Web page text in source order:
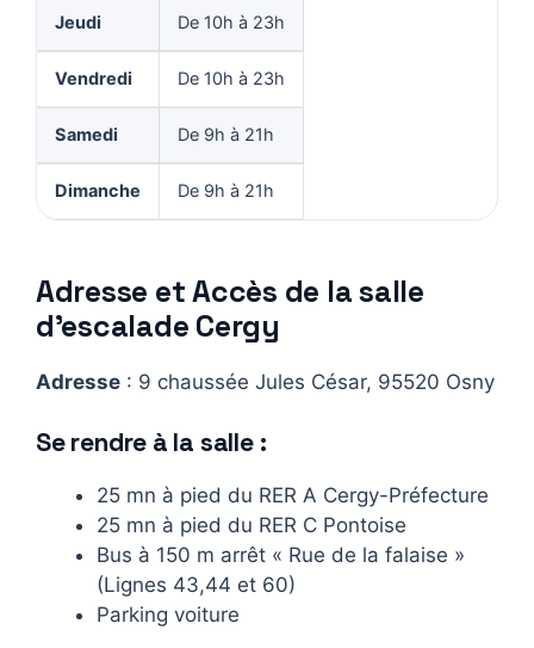
Jeudi De 10h à 23h
Vendredi De 10h à 23h
Samedi De 9h à 21h
Dimanche De 9h à 21h
Adresse et Accès de la salle
d’escalade Cergy
Adresse : 9 chaussée Jules César, 95520 Osny
Se rendre à la salle :
25 mn à pied du RER A Cergy-Préfecture
25 mn à pied du RER C Pontoise
Bus à 150 m arrêt « Rue de la falaise »
(Lignes 43,44 et 60)
Parking voiture